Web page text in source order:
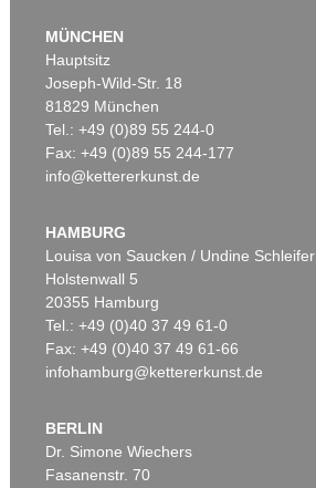
MÜNCHEN
Hauptsitz
Joseph-Wild-Str. 18
81829 München
Tel.: +49 (0)89 55 244-0
Fax: +49 (0)89 55 244-177
info@kettererkunst.de
HAMBURG
Louisa von Saucken / Undine Schleifer
Holstenwall 5
20355 Hamburg
Tel.: +49 (0)40 37 49 61-0
Fax: +49 (0)40 37 49 61-66
infohamburg@kettererkunst.de
BERLIN
Dr. Simone Wiechers
Fasanenstr. 70